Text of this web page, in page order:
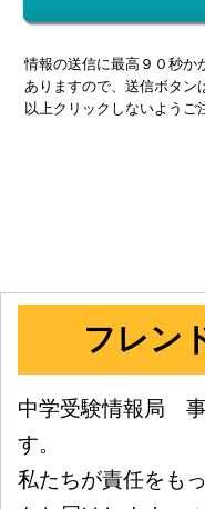
情報の送信に最高９０秒か
ありますので、送信ボタン
以上クリックしないようご
フレン
中学受験情報局
す。
私たちが責任をも